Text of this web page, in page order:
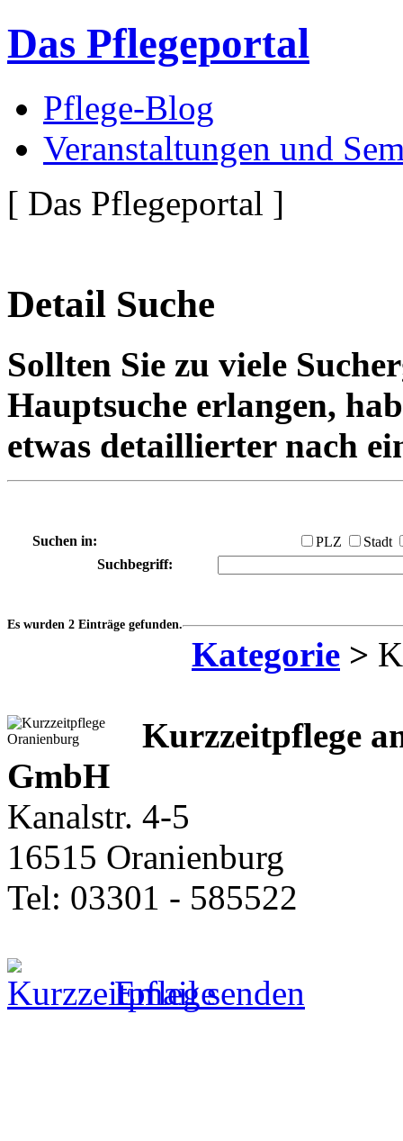
Das Pflegeportal
Pflege-Blog
Veranstaltungen und
[ Das Pflegeportal ]
Detail Suche
Sollten Sie zu viele
Hauptsuche erlangen,
etwas detaillierter nach
Suchen in: PLZ
Stadt
Suchbegriff:
Es wurden 2 Einträge gefunden.
Kategorie >
Kurzzeitpflege
GmbH
Kanalstr. 4-5
16515 Oranienburg
Tel: 03301 - 585522
Email senden